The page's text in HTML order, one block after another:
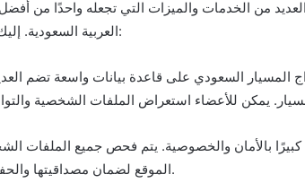
من الخدمات والميزات التي تجعله واحدًا من
العربية السعودية. إليك نظرة عامة على الموقع وميزاته:
المسيار السعودي على قاعدة بيانات واسعة تضم
كبيرًا بالأمان والخصوصية. يتم فحص جميع الملفات
الموقع لضمان مصداقيتها والحفاظ على خصوصية أعضاء الموقع.